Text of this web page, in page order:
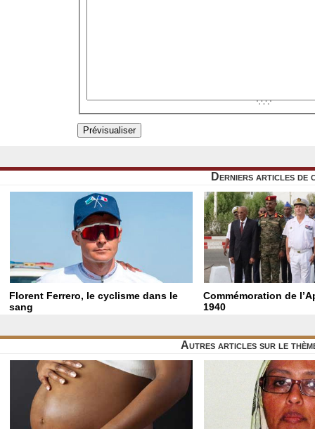
Derniers articles de
Florent Ferrero, le cyclisme dans le
sang
Commémoration de
1940
Autres articles sur le